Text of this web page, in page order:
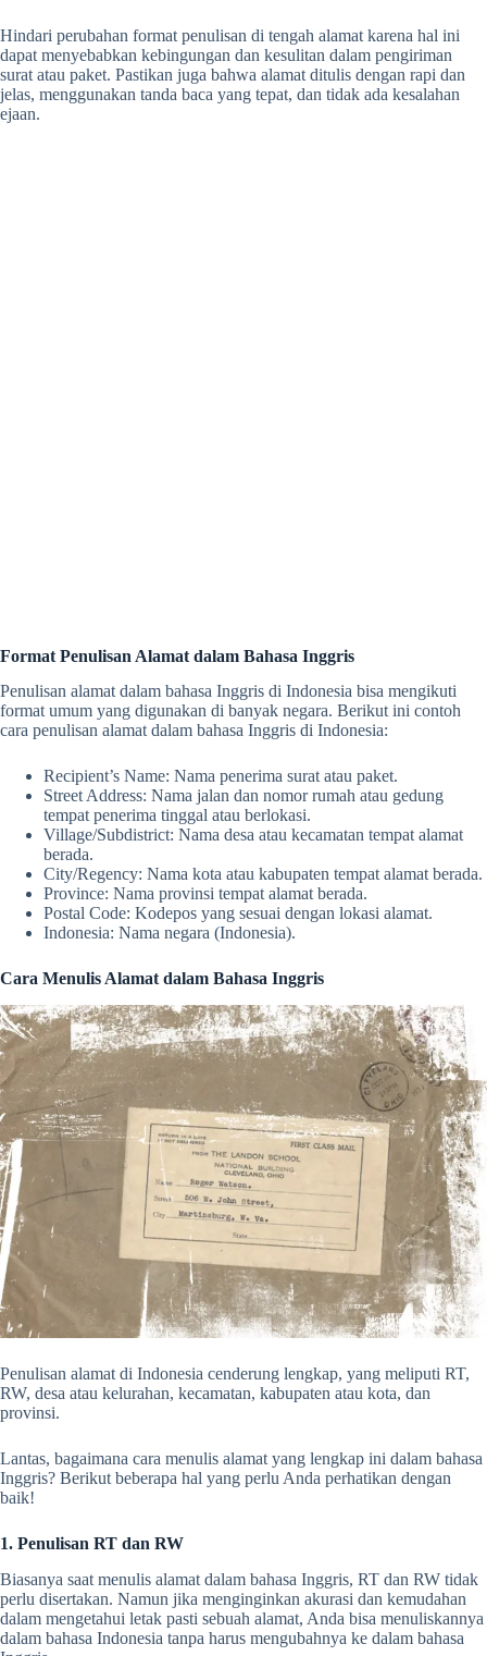
Hindari perubahan format penulisan di tengah alamat karena hal ini
dapat menyebabkan kebingungan dan kesulitan dalam pengiriman
surat atau paket. Pastikan juga bahwa alamat ditulis dengan rapi dan
jelas, menggunakan tanda baca yang tepat, dan tidak ada kesalahan
ejaan.
Format Penulisan Alamat dalam Bahasa Inggris
Penulisan alamat dalam bahasa Inggris di Indonesia bisa mengikuti
format umum yang digunakan di banyak negara. Berikut ini contoh
cara penulisan alamat dalam bahasa Inggris di Indonesia:
Recipient’s Name: Nama penerima surat atau paket.
Street Address: Nama jalan dan nomor rumah atau gedung
tempat penerima tinggal atau berlokasi.
Village/Subdistrict: Nama desa atau kecamatan tempat alamat
berada.
City/Regency: Nama kota atau kabupaten tempat alamat berada.
Province: Nama provinsi tempat alamat berada.
Postal Code: Kodepos yang sesuai dengan lokasi alamat.
Indonesia: Nama negara (Indonesia).
Cara Menulis Alamat dalam Bahasa Inggris
Penulisan alamat di Indonesia cenderung lengkap, yang meliputi RT,
RW, desa atau kelurahan, kecamatan, kabupaten atau kota, dan
provinsi.
Lantas, bagaimana cara menulis alamat yang lengkap ini dalam bahasa
Inggris? Berikut beberapa hal yang perlu Anda perhatikan dengan
baik!
1. Penulisan RT dan RW
Biasanya saat menulis alamat dalam bahasa Inggris, RT dan RW tidak
perlu disertakan. Namun jika menginginkan akurasi dan kemudahan
dalam mengetahui letak pasti sebuah alamat, Anda bisa menuliskannya
dalam bahasa Indonesia tanpa harus mengubahnya ke dalam bahasa